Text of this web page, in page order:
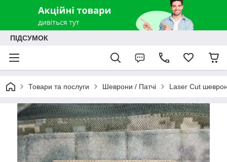
ПІДСУМОК
Товари та послуги Шеврони / Патчі Laser Cut